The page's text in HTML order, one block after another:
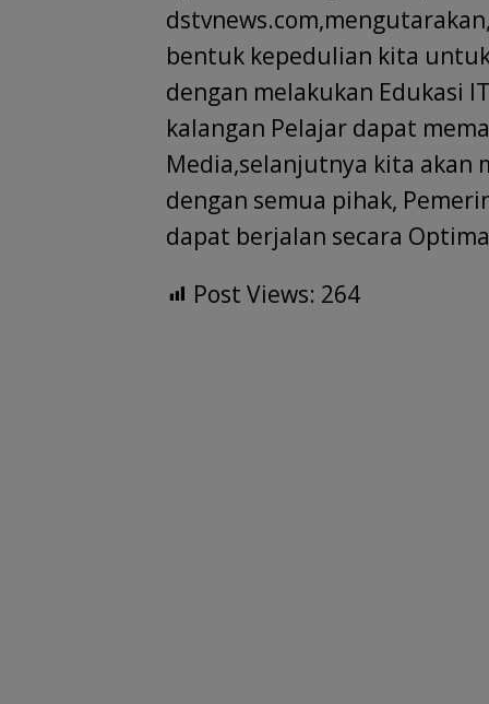
bentuk kepedulian kita
dengan melakukan Edukasi
kalangan Pelajar dapat
Media,selanjutnya kita akan
dengan semua pihak,
dapat berjalan secara
Post Views: 264